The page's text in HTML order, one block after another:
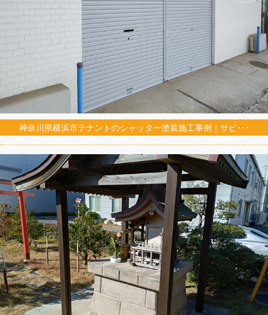
神奈川県横浜市テナントのシャッター塗装施工事例｜サビ･･･